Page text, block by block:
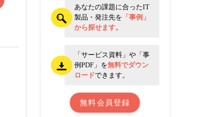
あなたの課題に合ったIT
製品・発注先を 「事例」
から探せます。
「サービス資料」や「事
例PDF」を無料でダウン
ロードできます。
無料会員登録